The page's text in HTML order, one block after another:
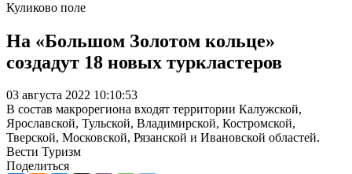
Куликово поле
На «Большом Золотом кольце»
создадут 18 новых туркластеров
03 августа 2022 10:10:53
В состав макрорегиона входят территории Калужской,
Ярославской, Тульской, Владимирской, Костромской,
Тверской, Московской, Рязанской и Ивановской областей.
Вести Туризм
Поделиться